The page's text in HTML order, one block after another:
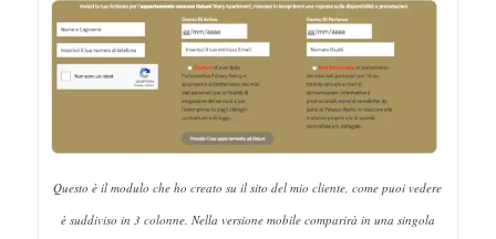
Questo è il modulo che ho creato su il sito del mio cliente, come puoi vedere
è suddiviso in 3 colonne. Nella versione mobile comparirà in una singola